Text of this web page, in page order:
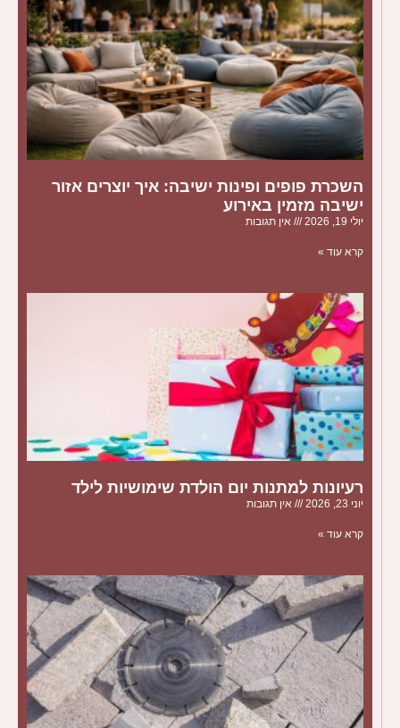
השכרת פופים ופינות ישיבה: איך יוצרים אזור
ישיבה מזמין באירוע
יולי 19, 2026 אין תגובות
קרא עוד »
רעיונות למתנות יום הולדת שימושיות לילד
יוני 23, 2026 אין תגובות
קרא עוד »